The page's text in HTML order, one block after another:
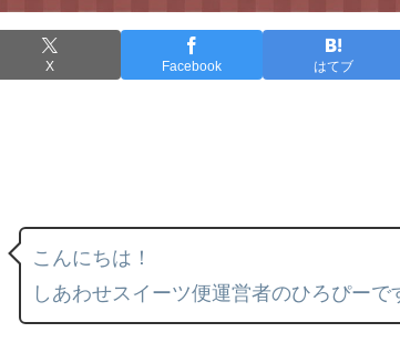
X Facebook はてブ
こんにちは！
しあわせスイーツ便運営者のひろぴーで